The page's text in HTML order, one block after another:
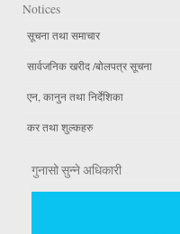
Notices
सूचना तथा समाचार
सार्वजनिक खरीद /बोलपत्र सूचना
एन, कानुन तथा निर्देशिका
कर तथा शुल्कहरु
गुनासो सुन्ने अधिकारी